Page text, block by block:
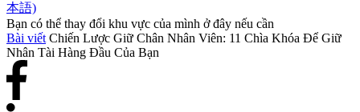
本語)
Bạn có thể thay đổi khu vực của mình ở đây nếu cần
Bài viết Chiến Lược Giữ Chân Nhân Viên: 11 Chìa Khóa Để Giữ
Nhân Tài Hàng Đầu Của Bạn